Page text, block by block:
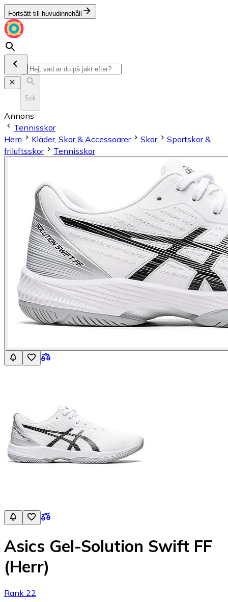
Fortsätt till huvudinnehåll
Sök
Annons
Tennisskor
Hem
Kläder, Skor & Accessoarer Skor
Sportskor &
friluftsskor
Tennisskor
Asics Gel-Solution Swift FF
(Herr)
Rank 22